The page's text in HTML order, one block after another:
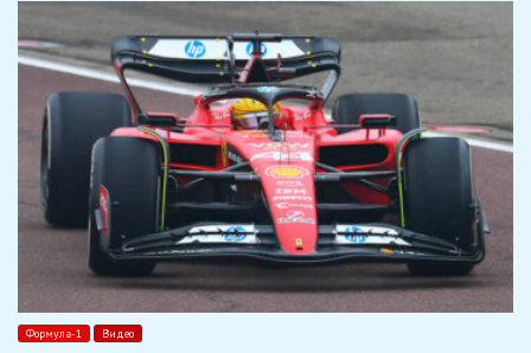
Формула-1 Видео